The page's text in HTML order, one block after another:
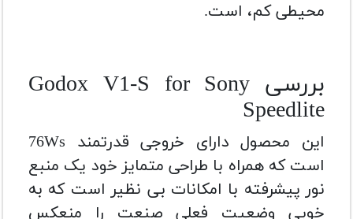
محیطی کم، است.
بررسی Godox V1-S for Sony
Speedlite
این محصول دارای خروجی قدرتمند 76Ws
است که همراه با طراحی متمایز خود یک منبع
نور پیشرفته با امکانات بی نظیر است که به
خوبی وضعیت فعلی صنعت را منعکس